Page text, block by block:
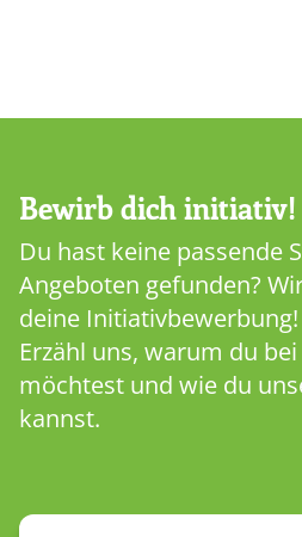
Bewirb dich initiativ!
Du hast keine passende
Angeboten gefunden?
deine Initiativbewerbung!
Erzähl uns, warum du
möchtest und wie du
kannst.